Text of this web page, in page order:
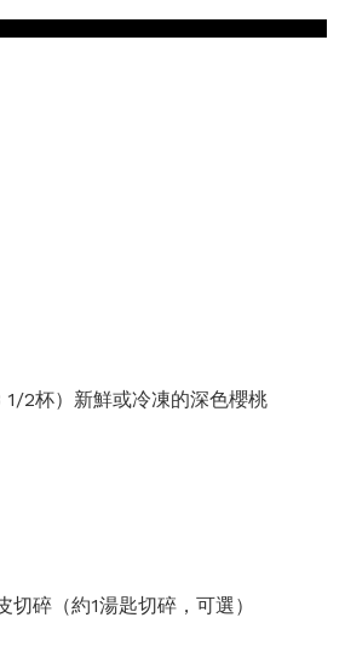
1/2杯）新鮮或冷凍的深色櫻桃
切碎（約1湯匙切碎，可選）